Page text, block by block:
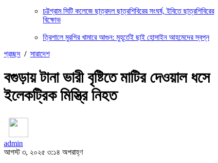
চট্টগ্রাম সিটি কলেজে ছাত্রদল ছাত্রশিবিরের সংঘর্ষ, ইবিতে ছাত্রশিবিরের
বিক্ষোভ
ত্রিশালে মুরগির খামারে আগুন: মুহূর্তেই ছাই হোসাইন আহমেদের স্বপ্ন
প্রচ্ছদ / সারাদেশ
বগুড়ায় টানা ভারী বৃষ্টিতে মাটির দেওয়াল ধসে
ইলেকট্রিক মিস্ত্রি নিহত
admin
আগস্ট ৩, ২০২৫ ৩:১৪ অপরাহ্ণ